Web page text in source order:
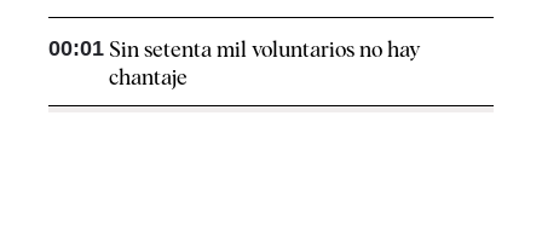
00:01 Sin setenta mil voluntarios no hay
chantaje